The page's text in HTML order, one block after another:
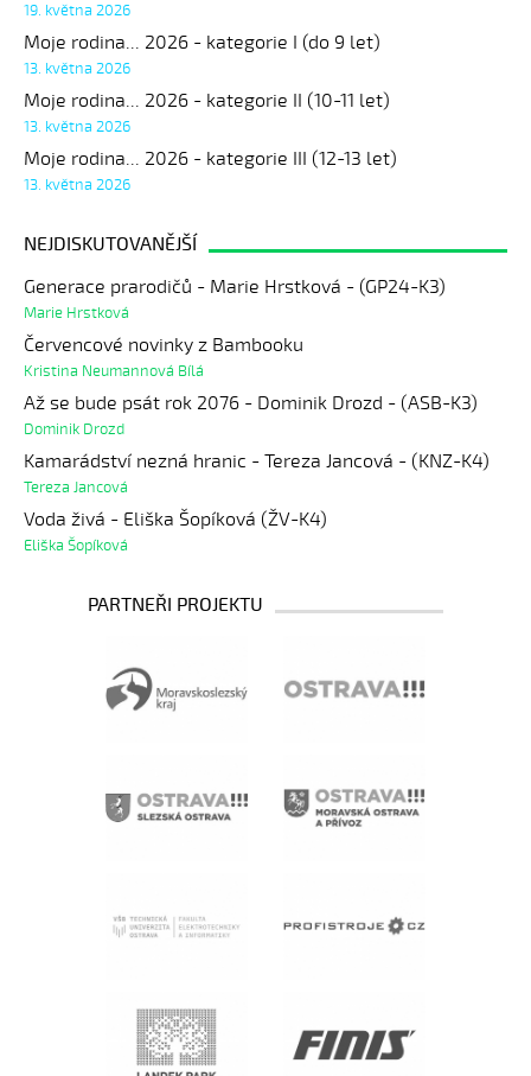
19. května 2026
Moje rodina... 2026 - kategorie I (do 9 let)
13. května 2026
Moje rodina... 2026 - kategorie II (10-11 let)
13. května 2026
Moje rodina... 2026 - kategorie III (12-13 let)
13. května 2026
NEJDISKUTOVANĚJŠÍ
Generace prarodičů - Marie Hrstková - (GP24-K3)
Marie Hrstková
Červencové novinky z Bambooku
Kristina Neumannová Bílá
Až se bude psát rok 2076 - Dominik Drozd - (ASB-K3)
Dominik Drozd
Kamarádství nezná hranic - Tereza Jancová - (KNZ-K4)
Tereza Jancová
Voda živá - Eliška Šopíková (ŽV-K4)
Eliška Šopíková
PARTNEŘI PROJEKTU